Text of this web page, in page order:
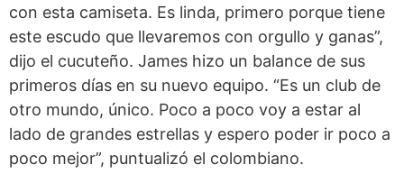
con esta camiseta. Es linda, primero porque tiene
este escudo que llevaremos con orgullo y ganas”,
dijo el cucuteño. James hizo un balance de sus
primeros días en su nuevo equipo. “Es un club de
otro mundo, único. Poco a poco voy a estar al
lado de grandes estrellas y espero poder ir poco a
poco mejor”, puntualizó el colombiano.